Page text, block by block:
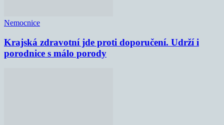
Nemocnice
Krajská zdravotní jde proti doporučení. Udrží i
porodnice s málo porody